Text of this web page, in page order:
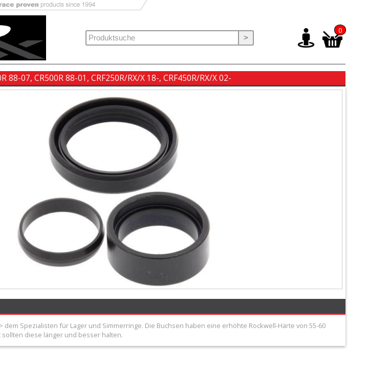
>
0
07, CR500R 88-01, CRF250R/RX/X 18-, CRF450R/RX/X 02-
dem Spezialisten für Lager und Simmerringe. Die Buchsen haben eine erhöhte Rockwell-Härte von 55-60
sollten diese länger und besser halten.